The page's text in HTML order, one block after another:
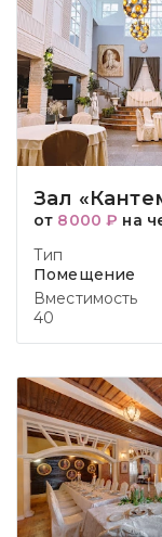
Зал
от 8000 ₽ на
Тип
Помещение
Вместимость
40